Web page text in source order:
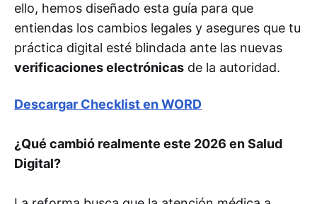
Casos Prácticos: La Reforma en el
Día a Día
Conclusión: Blindaje Profesional
ello, hemos diseñado esta guía para que
entiendas los cambios legales y asegures que tu
práctica digital esté blindada ante las nuevas
verificaciones electrónicas de la autoridad.
Descargar Checklist en WORD
¿Qué cambió realmente este 2026 en Salud
Digital?